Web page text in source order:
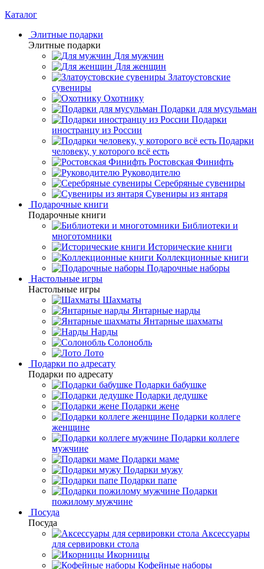
Каталог
Элитные подарки
Элитные подарки
Для мужчин
Для женщин
Златоустовские
сувениры
Охотнику
Подарки для мусульман
Подарки
иностранцу из России
Подарки
человеку, у которого всё есть
Ростовская Финифть
Руководителю
Серебряные сувениры
Сувениры из янтаря
Подарочные книги
Подарочные книги
Библиотеки и
многотомники
Исторические книги
Коллекционные книги
Подарочные наборы
Настольные игры
Настольные игры
Шахматы
Янтарные нарды
Янтарные шахматы
Нарды
Солонобль
Лото
Подарки по адресату
Подарки по адресату
Подарки бабушке
Подарки дедушке
Подарки жене
Подарки коллеге
женщине
Подарки коллеге
мужчине
Подарки маме
Подарки мужу
Подарки папе
Подарки
пожилому мужчине
Посуда
Посуда
Аксессуары
для сервировки стола
Икорницы
Кофейные наборы